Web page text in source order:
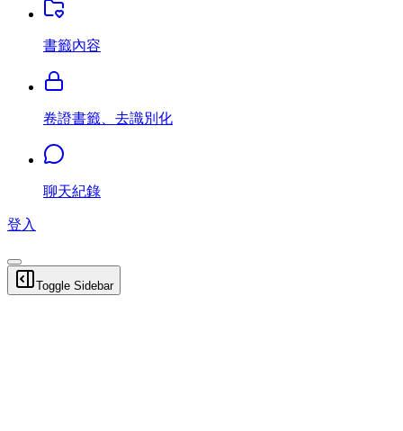
書籤內容
卷證書籤、去識別化
聊天紀錄
登入
Toggle Sidebar